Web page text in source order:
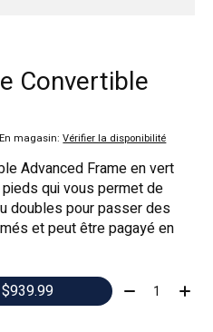
Convertible
En magasin:Vérifier la disponibilité
Advanced Frame en vert
qui vous permet de
doubles pour passer des
et peut être pagayé en
— $939.99 Quantité: